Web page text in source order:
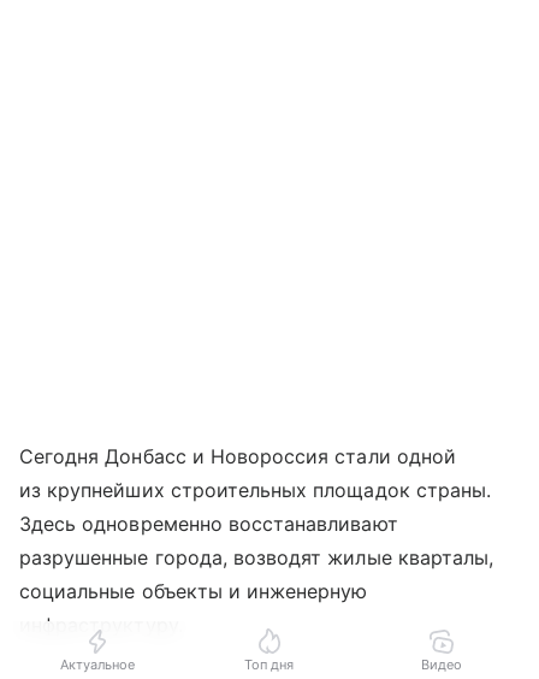
Сегодня Донбасс и Новороссия стали одной
из крупнейших строительных площадок страны.
Здесь одновременно восстанавливают
разрушенные города, возводят жилые кварталы,
социальные объекты и инженерную
инфраструктуру.
Актуальное Топ дня Видео